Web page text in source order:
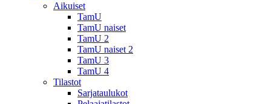
Aikuiset
TamU
TamU naiset
TamU 2
TamU naiset 2
TamU 3
TamU 4
Tilastot
Sarjataulukot